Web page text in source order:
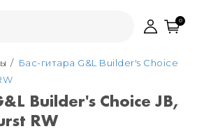
магазин
54-44
55-65
0
Бас-гитара G&L Builder's Choice
Builder's Choice JB,
RW